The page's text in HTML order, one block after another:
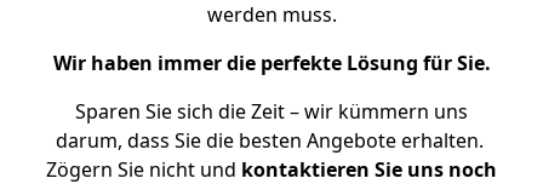
werden muss.
Wir haben immer die perfekte Lösung für Sie.
Sparen Sie sich die Zeit – wir kümmern uns
darum, dass Sie die besten Angebote erhalten.
Zögern Sie nicht und kontaktieren Sie uns noch